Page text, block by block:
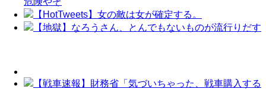
【HotTweets】女の敵は女が確定する。
【地獄】なろうさん、とんでもないものが流行りだす
【戦車速報】財務省「気づいちゃった、戦車購入する